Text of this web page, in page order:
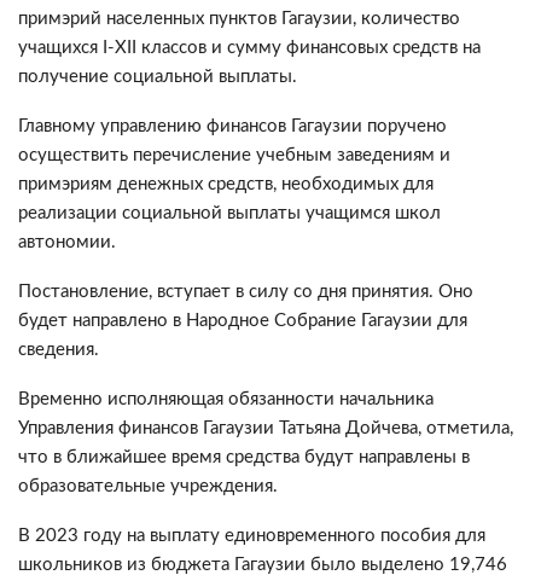
примэрий населенных пунктов Гагаузии, количество
учащихся I-XII классов и сумму финансовых средств на
получение социальной выплаты.
Главному управлению финансов Гагаузии поручено
осуществить перечисление учебным заведениям и
примэриям денежных средств, необходимых для
реализации социальной выплаты учащимся школ
автономии.
Постановление, вступает в силу со дня принятия. Оно
будет направлено в Народное Собрание Гагаузии для
сведения.
Временно исполняющая обязанности начальника
Управления финансов Гагаузии Татьяна Дойчева, отметила,
что в ближайшее время средства будут направлены в
образовательные учреждения.
В 2023 году на выплату единовременного пособия для
школьников из бюджета Гагаузии было выделено 19,746